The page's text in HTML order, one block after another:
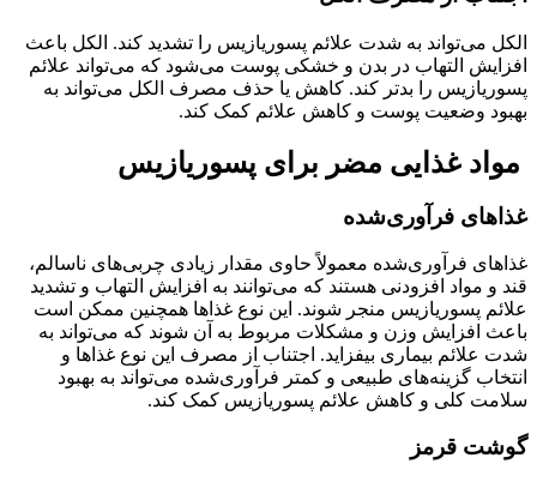
الکل می‌تواند به شدت علائم پسوریازیس را تشدید کند. الکل باعث
افزایش التهاب در بدن و خشکی پوست می‌شود که می‌تواند علائم
پسوریازیس را بدتر کند. کاهش یا حذف مصرف الکل می‌تواند به
بهبود وضعیت پوست و کاهش علائم کمک کند.
مواد غذایی مضر برای پسوریازیس
غذاهای فرآوری‌شده
غذاهای فرآوری‌شده معمولاً حاوی مقدار زیادی چربی‌های ناسالم،
قند و مواد افزودنی هستند که می‌توانند به افزایش التهاب و تشدید
علائم پسوریازیس منجر شوند. این نوع غذاها همچنین ممکن است
باعث افزایش وزن و مشکلات مربوط به آن شوند که می‌تواند به
شدت علائم بیماری بیفزاید. اجتناب از مصرف این نوع غذاها و
انتخاب گزینه‌های طبیعی و کمتر فرآوری‌شده می‌تواند به بهبود
سلامت کلی و کاهش علائم پسوریازیس کمک کند.
گوشت قرمز